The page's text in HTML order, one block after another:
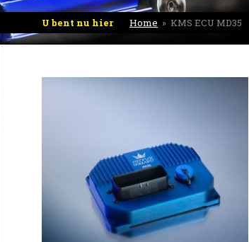
U bent nu hier Home » KMS ECU MD35